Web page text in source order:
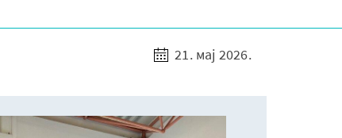
21. мај 2026.